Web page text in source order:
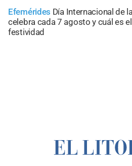
Efemérides Día Internacional de
celebra cada 7 agosto y cuál es
festividad